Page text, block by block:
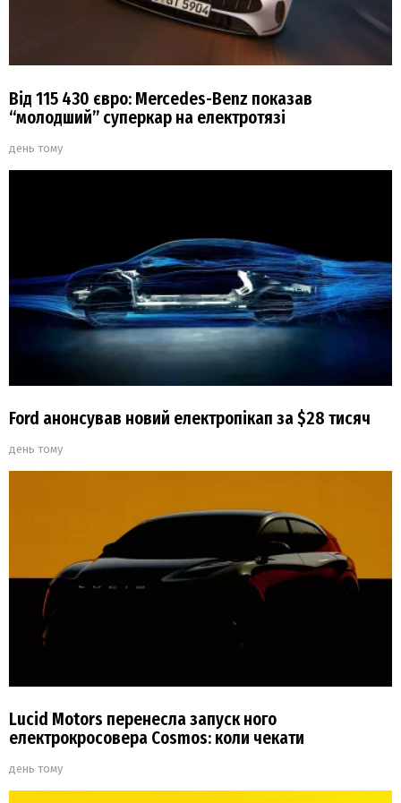
Від 115 430 євро: Mercedes-Benz показав
“молодший” суперкар на електротязі
день тому
Ford анонсував новий електропікап за $28 тисяч
день тому
Lucid Motors перенесла запуск ного
електрокросовера Cosmos: коли чекати
день тому